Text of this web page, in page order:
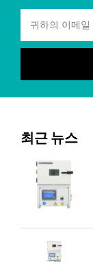
최근 뉴스